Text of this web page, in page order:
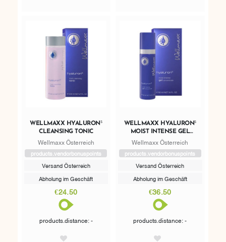
WELLMAXX HYALURON⁵
CLEANSING TONIC
Wellmaxx Österreich
products.vendorbonuspoints
Versand Österreich
Abholung im Geschäft
€24.50
products.distance: -
WELLMAXX HYALURON⁵
MOIST INTENSE GEL
CONCENTRATE
Wellmaxx Österreich
products.vendorbonuspoints
Versand Österreich
Abholung im Geschäft
€36.50
products.distance: -